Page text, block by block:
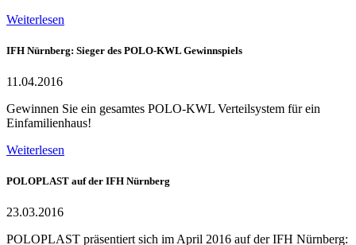
Weiterlesen
IFH Nürnberg: Sieger des POLO-KWL Gewinnspiels
11.04.2016
Gewinnen Sie ein gesamtes POLO-KWL Verteilsystem für ein
Einfamilienhaus!
Weiterlesen
POLOPLAST auf der IFH Nürnberg
23.03.2016
POLOPLAST präsentiert sich im April 2016 auf der IFH Nürnberg: